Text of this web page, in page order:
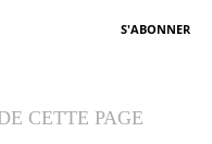
S'ABONNER
CETTE PAGE